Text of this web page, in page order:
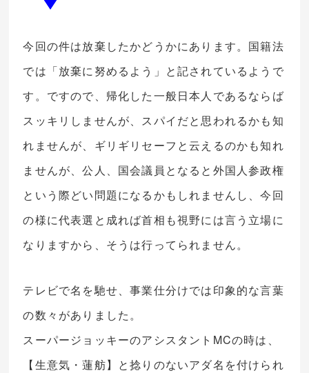
今回の件は放棄したかどうかにあります。国籍法
では「放棄に努めるよう」と記されているようで
す。ですので、帰化した一般日本人であるならば
スッキリしませんが、スパイだと思われるかも知
れませんが、ギリギリセーフと云えるのかも知れ
ませんが、公人、国会議員となると外国人参政権
という際どい問題になるかもしれませんし、今回
の様に代表選と成れば首相も視野には言う立場に
なりますから、そうは行ってられません。
テレビで名を馳せ、事業仕分けでは印象的な言葉
の数々がありました。
スーパージョッキーのアシスタントMCの時は、
【生意気・蓮舫】と捻りのないアダ名を付けられ